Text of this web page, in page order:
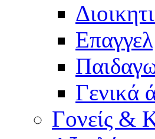
Γενικά
Γονείς &